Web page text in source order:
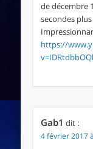
de décembre
secondes
https://
Gab1 dit :
4 février 2017